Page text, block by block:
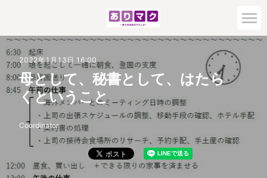
2022年1月13日 16:00
母として、秘書として、はたら
くということ
Coordinator